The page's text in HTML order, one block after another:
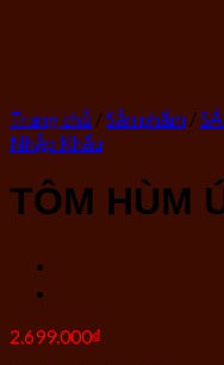
Trang chủ /Sản phẩm /
Nhập Khẩu
TÔM HÙM
2.699.000₫